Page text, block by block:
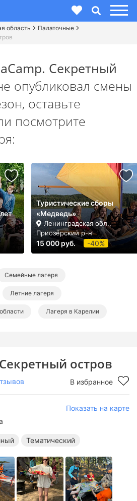
область
Палаточные
остров
В избранное
Показать на карте
Тематический
Секретный
опубликовал смены
оставьте
посмотрите
Туристические сборы
«Медведь»
Ленинградская обл.,
Приозёрский р-н
15 000 руб. -40%
Семейные лагеря
Летние лагеря
Лагеря в Карелии
области
области
области